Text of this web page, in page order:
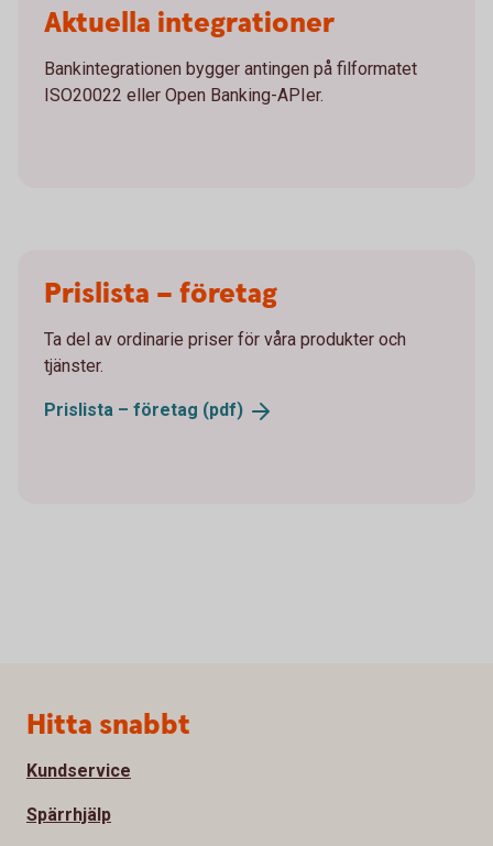
Aktuella integrationer
Bankintegrationen bygger antingen på filformatet
ISO20022 eller Open Banking-APIer.
Prislista – företag
Ta del av ordinarie priser för våra produkter och
tjänster.
Prislista – företag (pdf)
Sidfot
Hitta snabbt
Kundservice
Spärrhjälp